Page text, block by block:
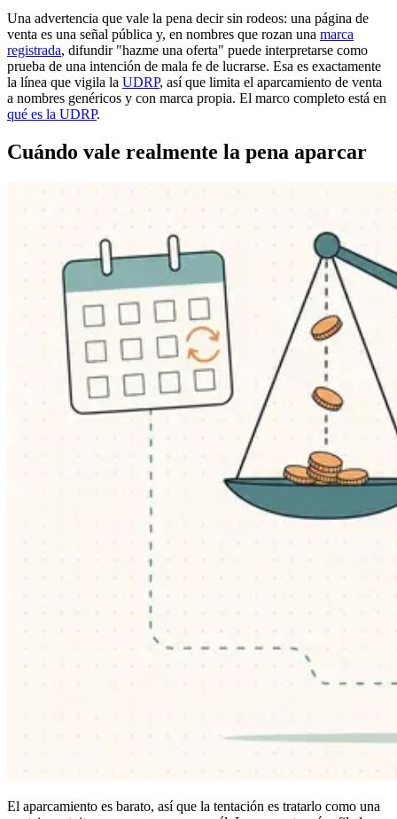
Una advertencia que vale la pena decir sin rodeos: una página de
venta es una señal pública y, en nombres que rozan una marca
registrada, difundir "hazme una oferta" puede interpretarse como
prueba de una intención de mala fe de lucrarse. Esa es exactamente
la línea que vigila la UDRP, así que limita el aparcamiento de venta
a nombres genéricos y con marca propia. El marco completo está en
qué es la UDRP.
Cuándo vale realmente la pena aparcar
El aparcamiento es barato, así que la tentación es tratarlo como una